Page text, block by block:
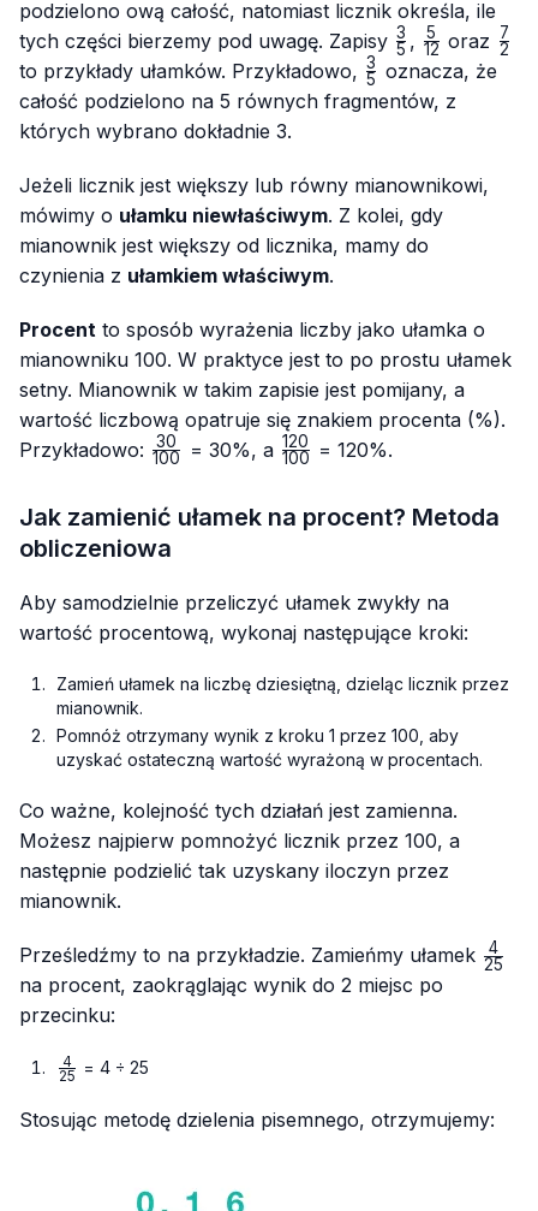
podzielono ową całość, natomiast licznik określa, ile
tych części bierzemy pod uwagę. Zapisy \frac{3}
{5}
5
3 , \frac{5}
{12}
12
5 oraz 2
7
to przykłady ułamków. Przykładowo, \frac{3}
{5}
5
3 oznacza, że
całość podzielono na 5 równych fragmentów, z
których wybrano dokładnie 3.
Jeżeli licznik jest większy lub równy mianownikowi,
mówimy o ułamku niewłaściwym. Z kolei, gdy
mianownik jest większy od licznika, mamy do
czynienia z ułamkiem właściwym.
Procent to sposób wyrażenia liczby jako ułamka o
mianowniku 100. W praktyce jest to po prostu ułamek
setny. Mianownik w takim zapisie jest pomijany, a
wartość liczbową opatruje się znakiem procenta (%).
Przykładowo: \frac{30}
100
30 = 30%, a \frac{120}
100
120 = 120%.
Jak zamienić ułamek na procent? Metoda
obliczeniowa
Aby samodzielnie przeliczyć ułamek zwykły na
wartość procentową, wykonaj następujące kroki:
Zamień ułamek na liczbę dziesiętną, dzieląc licznik przez
mianownik.
Pomnóż otrzymany wynik z kroku 1 przez 100, aby
uzyskać ostateczną wartość wyrażoną w procentach.
Co ważne, kolejność tych działań jest zamienna.
Możesz najpierw pomnożyć licznik przez 100, a
następnie podzielić tak uzyskany iloczyn przez
mianownik.
Prześledźmy to na przykładzie. Zamieńmy ułamek 25
4
na procent, zaokrąglając wynik do 2 miejsc po
przecinku:
\frac{4}
25
4 = 4 ÷ 25
Stosując metodę dzielenia pisemnego, otrzymujemy: